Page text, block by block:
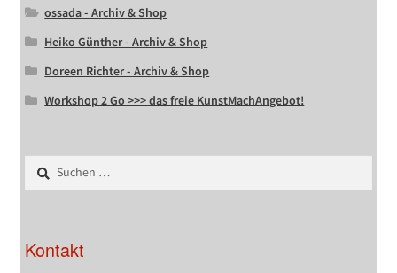
ossada - Archiv & Shop
Heiko Günther - Archiv & Shop
Doreen Richter - Archiv & Shop
Workshop 2 Go >>> das freie KunstMachAngebot!
Suchen
nach:
Kontakt